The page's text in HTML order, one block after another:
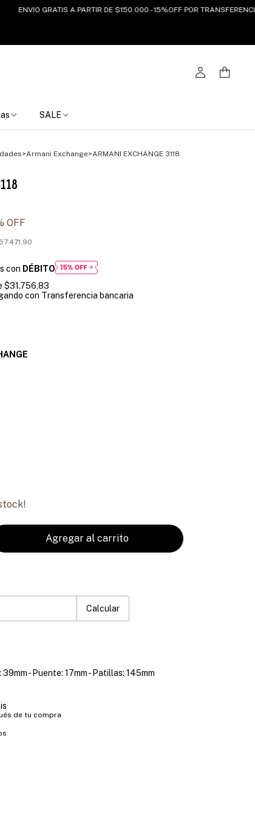
ENVIO GRATIS A PARTIR DE $150.000 - 15%OFF POR TRANSFERENCIA
SALE
>Armani Exchange>ARMANI EXCHANGE 3118
OFF
con DÉBITO
$31.756,83
con Transferencia bancaria
Calcular
- Puente: 17mm - Patillas: 145mm
de tu compra